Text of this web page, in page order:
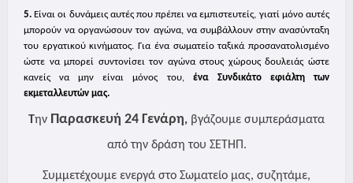
5. Είναι οι δυνάμεις αυτές που πρέπει να εμπιστευτείς, γιατί μόνο αυτές
μπορούν να οργανώσουν τον αγώνα, να συμβάλλουν στην ανασύνταξη
του εργατικού κινήματος. Για ένα σωματείο ταξικά προσανατολισμένο
ώστε να μπορεί συντονίσει τον αγώνα στους χώρους δουλειάς ώστε
κανείς να μην είναι μόνος του, ένα Συνδικάτο εφιάλτη των
εκμεταλλευτών μας.
Την Παρασκευή 24 Γενάρη, βγάζουμε συμπεράσματα
από την δράση του ΣΕΤΗΠ.
Συμμετέχουμε ενεργά στο Σωματείο μας, συζητάμε,